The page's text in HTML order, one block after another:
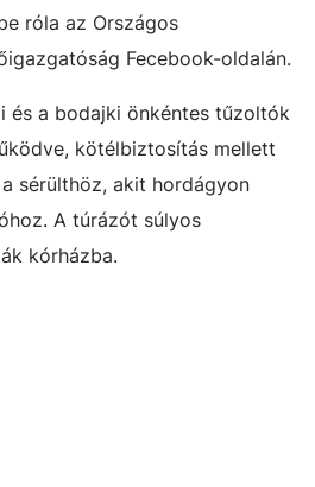
róla az Országos
Fecebook-oldalán.
és a bodajki önkéntes tűzoltók
kötélbiztosítás mellett
sérülthöz, akit hordágyon
A túrázót súlyos
kórházba.